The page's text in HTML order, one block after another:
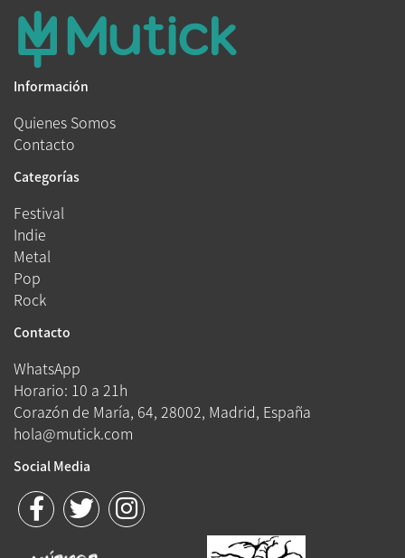
Información
Quienes Somos
Contacto
Categorías
Festival
Indie
Metal
Pop
Rock
Contacto
WhatsApp
Horario: 10 a 21h
Corazón de María, 64, 28002, Madrid, España
hola@mutick.com
Social Media